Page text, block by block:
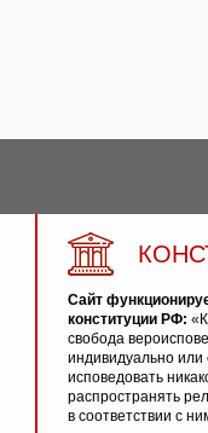
Сайт
конституции РФ:
свобода
индивидуально
исповедовать
распространять
в соответствии с